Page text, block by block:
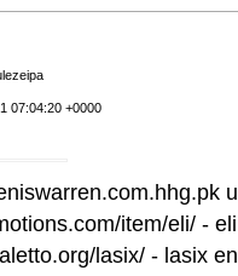
07:04:20 +0000
item/eli/ -
lasix/ - lasix